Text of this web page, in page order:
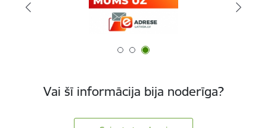
Vai šī informācija bija noderīga?